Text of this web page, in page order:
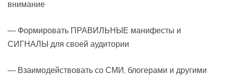
внимание
— Формировать ПРАВИЛЬНЫЕ манифесты и
СИГНАЛЫ для своей аудитории
— Взаимодействовать со СМИ, блогерами и другими